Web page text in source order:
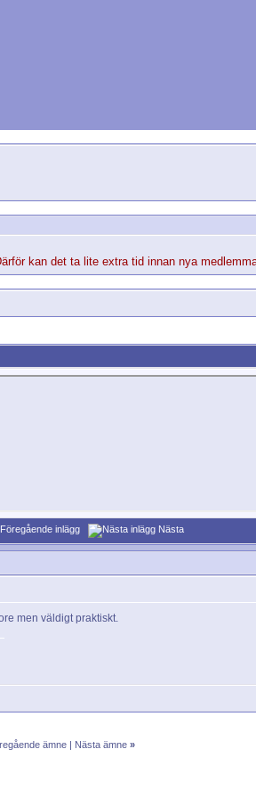
kan det ta lite extra tid innan nya
Nästa
men väldigt praktiskt.
ämne| Nästa ämne »